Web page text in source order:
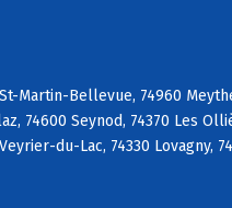
Martin-Bellevue, 74960
74600 Seynod, 74370 Les
du-Lac, 74330 Lovagny,